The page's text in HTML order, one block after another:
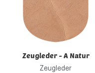
Zeugleder - A Natur
Zeugleder